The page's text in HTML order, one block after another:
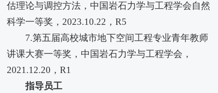
估理论与调控方法，中国岩石力学与工程学会自然
科学一等奖，2023.10.22，R5
7.第五届高校城市地下空间工程专业青年教师
讲课大赛一等奖，中国岩石力学与工程学会，
2021.12.20，R1
指导员工